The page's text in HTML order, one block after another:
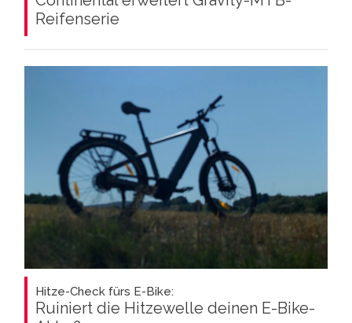
Reifenserie
Hitze-Check fürs E-Bike:
Ruiniert die Hitzewelle deinen E-Bike-